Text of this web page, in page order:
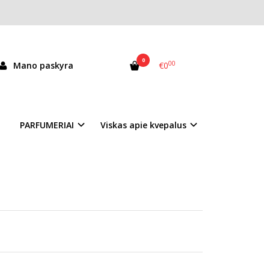
Mano paskyra 0 €000
PARFUMERIAI Viskas apie kvepalus